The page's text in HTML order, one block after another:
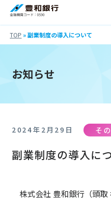
TOP »副業制度の導入について
お知らせ
2024年2月29日 そ
副業制度の導入に
株式会社 豊和銀行（頭